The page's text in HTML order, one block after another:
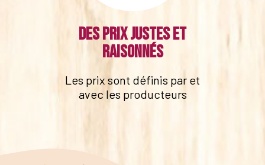
Des prix justes et
raisonnés
Les prix sont définis par et
avec les producteurs